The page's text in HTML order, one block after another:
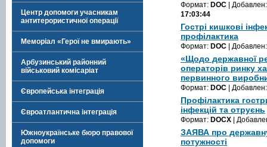
Центр допомоги учасникам
антитерористичної операції
Меморіал «Герої не вмирають»
Арбузинський районний
військовий комісаріат
Європейська інтеграція
Євроатлантична інтеграція
Южноукраїнське бюро правової
допомоги
Формат: DOC |
17:03:44
Гострі кишкові
профілактика
Формат: DOC |
«Щодо державної
операторів ринку
первинного
Формат: DOC |
Профілактика
інфекцій та отруєнь
Формат: DOCX |
ЗАЯВА про
потужності